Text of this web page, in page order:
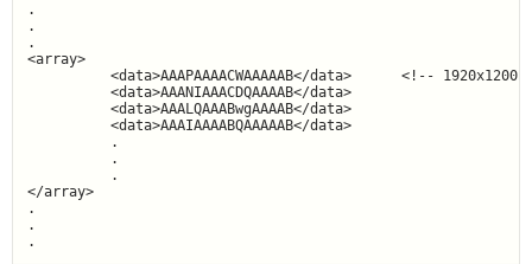
.
.
.
<array>
<data>AAAPAAAACWAAAAAB</data>      <!-- 1920x1200
          <data>AAANIAAACDQAAAAB</data>
          <data>AAALQAAABwgAAAAB</data>
          <data>AAAIAAAABQAAAAAB</data>
          .
          .
          .
</array>
.
.